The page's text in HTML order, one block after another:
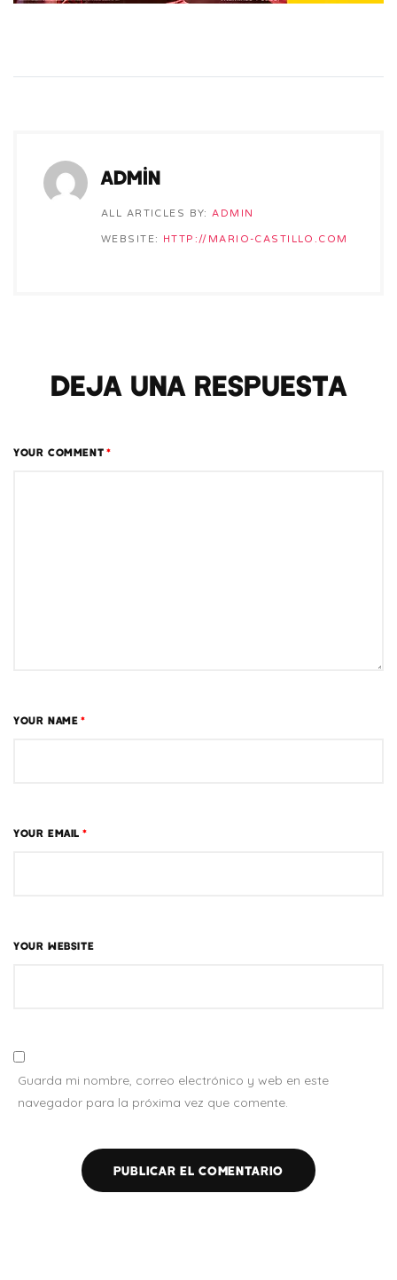
admin
ALL ARTICLES BY: ADMIN
WEBSITE: HTTP://MARIO-CASTILLO.COM
Deja una respuesta
YOUR COMMENT *
YOUR NAME *
YOUR EMAIL *
YOUR WEBSITE
Guarda mi nombre, correo electrónico y web en este
navegador para la próxima vez que comente.